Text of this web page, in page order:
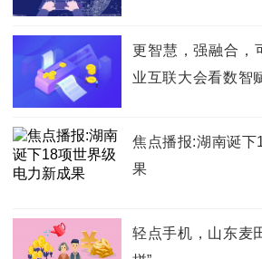
更智慧，强融合
业互联大会看数智
焦点播报:湖南诞下
果
轻点手机，山东麦